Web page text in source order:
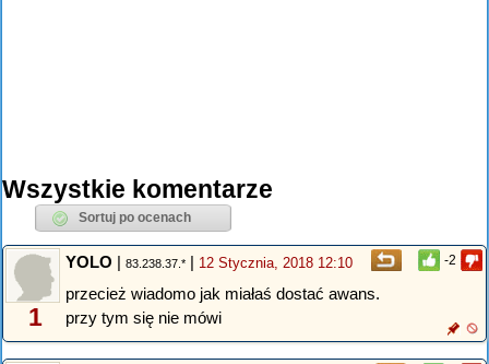
Wszystkie komentarze
-2
1
YOLO | 83.238.37.* | 12 Stycznia, 2018 12:10
przecież wiadomo jak miałaś dostać awans.
przy tym się nie mówi